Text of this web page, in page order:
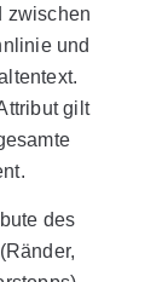
zwischen
und
gilt
des